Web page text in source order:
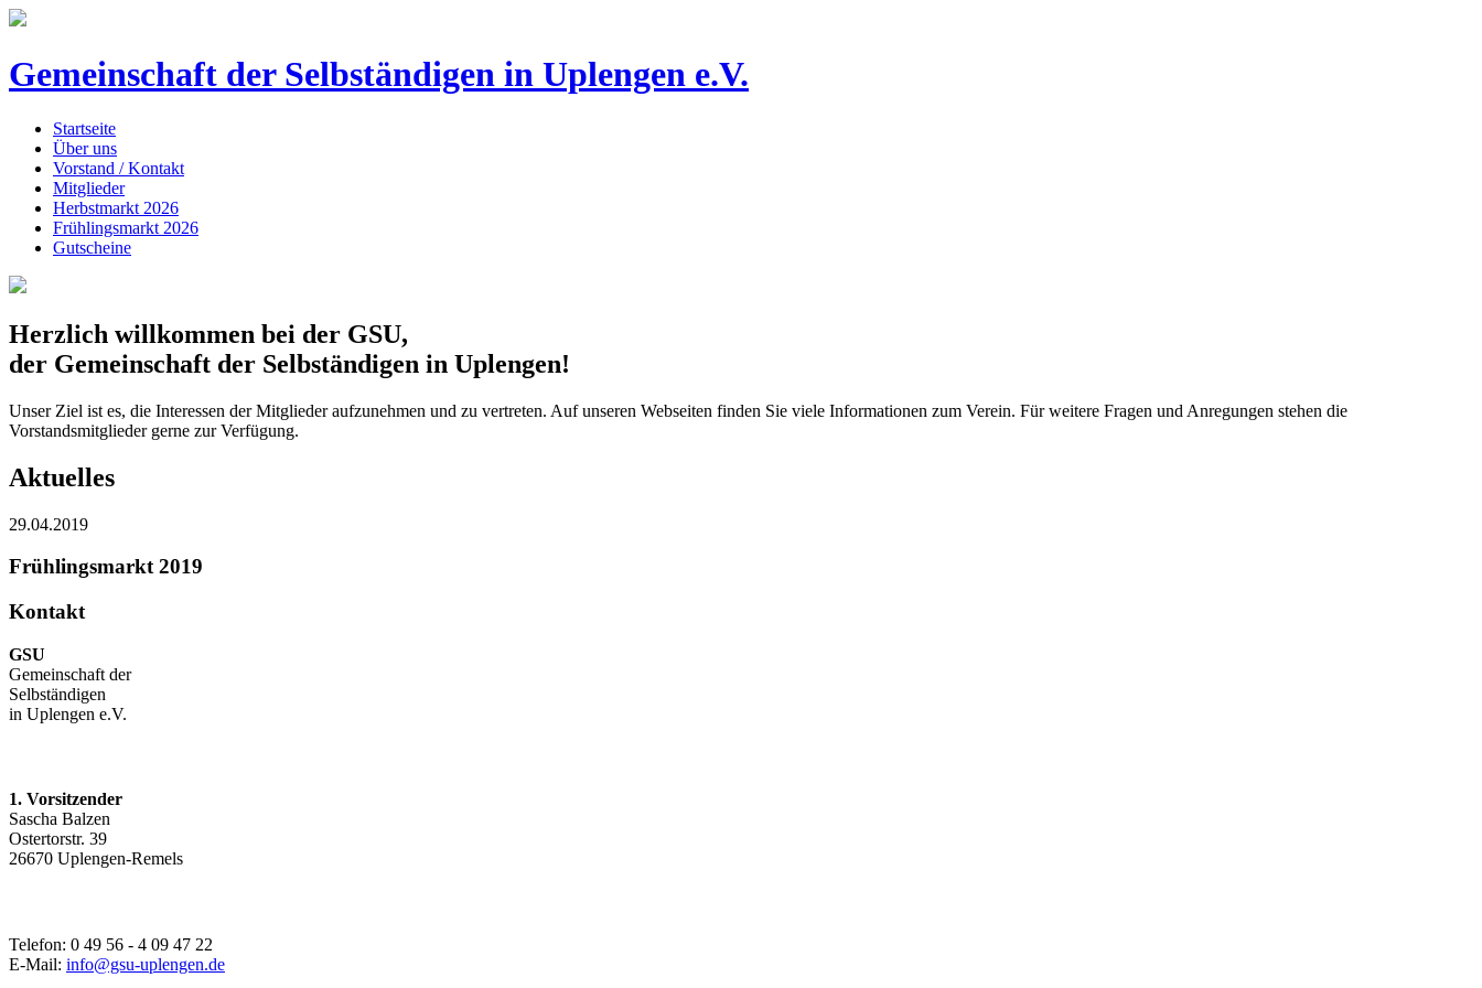
Gemeinschaft der Selbständigen in Uplengen e.V.
Startseite
Über uns
Vorstand / Kontakt
Mitglieder
Herbstmarkt 2026
Frühlingsmarkt 2026
Gutscheine
Herzlich willkommen bei der GSU,
der Gemeinschaft der Selbständigen in Uplengen!
Unser Ziel ist es, die Interessen der Mitglieder aufzunehmen und zu vertreten. Auf unseren Webseiten finden Sie viele Informationen zum Verein. Für weitere Fragen und Anregungen stehen die
Vorstandsmitglieder gerne zur Verfügung.
Aktuelles
29.04.2019
Frühlingsmarkt 2019
Kontakt
GSU
Gemeinschaft der
Selbständigen
in Uplengen e.V.
1. Vorsitzender
Sascha Balzen
Ostertorstr. 39
26670 Uplengen-Remels
Telefon: 0 49 56 - 4 09 47 22
E-Mail: info@gsu-uplengen.de